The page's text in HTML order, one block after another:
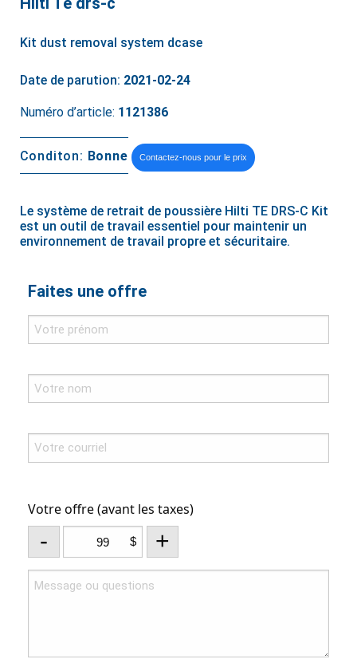
Kit dust removal system dcase
Date de parution: 2021-02-24
Numéro d’article: 1121386
Conditon: Bonne Contactez-nous pour le prix
Le système de retrait de poussière Hilti TE DRS-C Kit
est un outil de travail essentiel pour maintenir un
environnement de travail propre et sécuritaire.
Faites une offre
Votre offre (avant les taxes)
- $ +